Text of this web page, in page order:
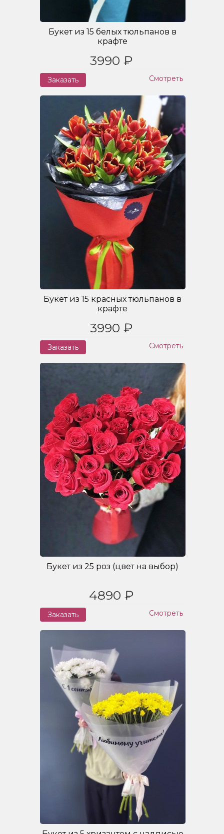
Букет из 15 белых тюльпанов в
крафте
3990 ₽
Заказать Смотреть
Букет из 15 красных тюльпанов в
крафте
3990 ₽
Заказать Смотреть
Букет из 25 роз (цвет на выбор)
4890 ₽
Заказать Смотреть